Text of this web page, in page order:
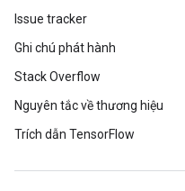
Issue tracker
Ghi chú phát hành
Stack Overflow
Nguyên tắc về thương hiệu
Trích dẫn TensorFlow